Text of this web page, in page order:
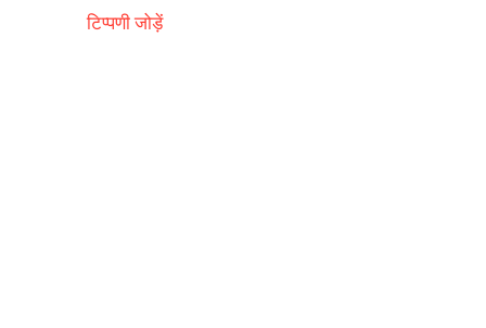
टिप्पणी जोड़ें